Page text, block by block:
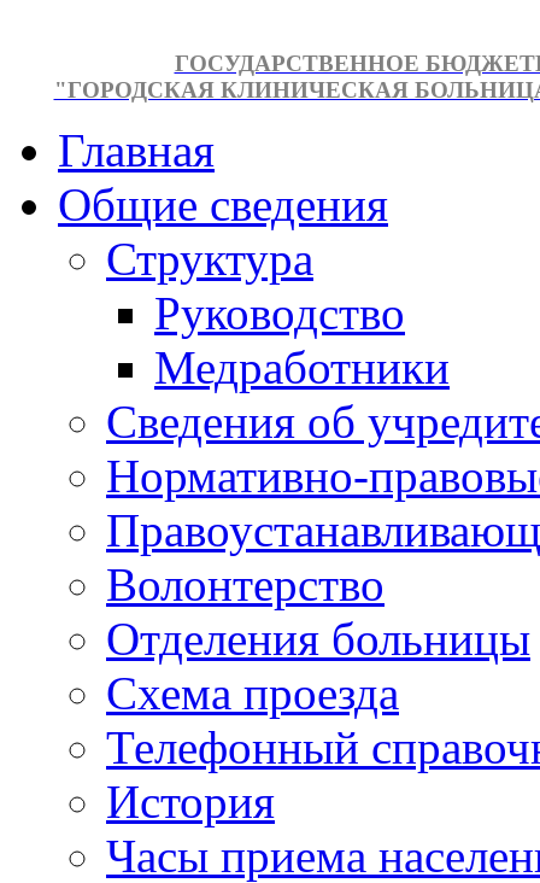
ГОСУДАРСТВЕННОЕ
"ГОРОДСКАЯ КЛИНИЧЕСКАЯ
Главная
Общие сведения
Структура
Руководство
Медработники
Сведения об
Нормативно-
Волонтерство
Отделения больницы
Схема проезда
Телефонный
История
Часы приема